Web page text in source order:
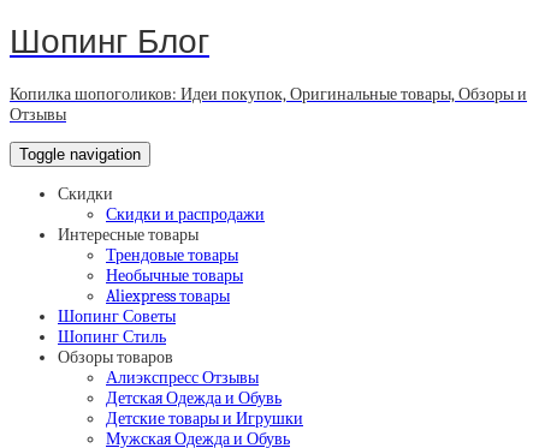
Шопинг Блог
Копилка шопоголиков: Идеи покупок, Оригинальные товары, Обзоры и
Отзывы
Toggle navigation
Скидки
Скидки и распродажи
Интересные товары
Трендовые товары
Необычные товары
Aliexpress товары
Шопинг Советы
Шопинг Стиль
Обзоры товаров
Алиэкспресс Отзывы
Детская Одежда и Обувь
Детские товары и Игрушки
Мужская Одежда и Обувь